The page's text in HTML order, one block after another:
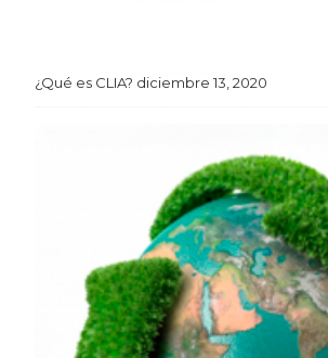
¿Qué es CLIA? diciembre 13, 2020